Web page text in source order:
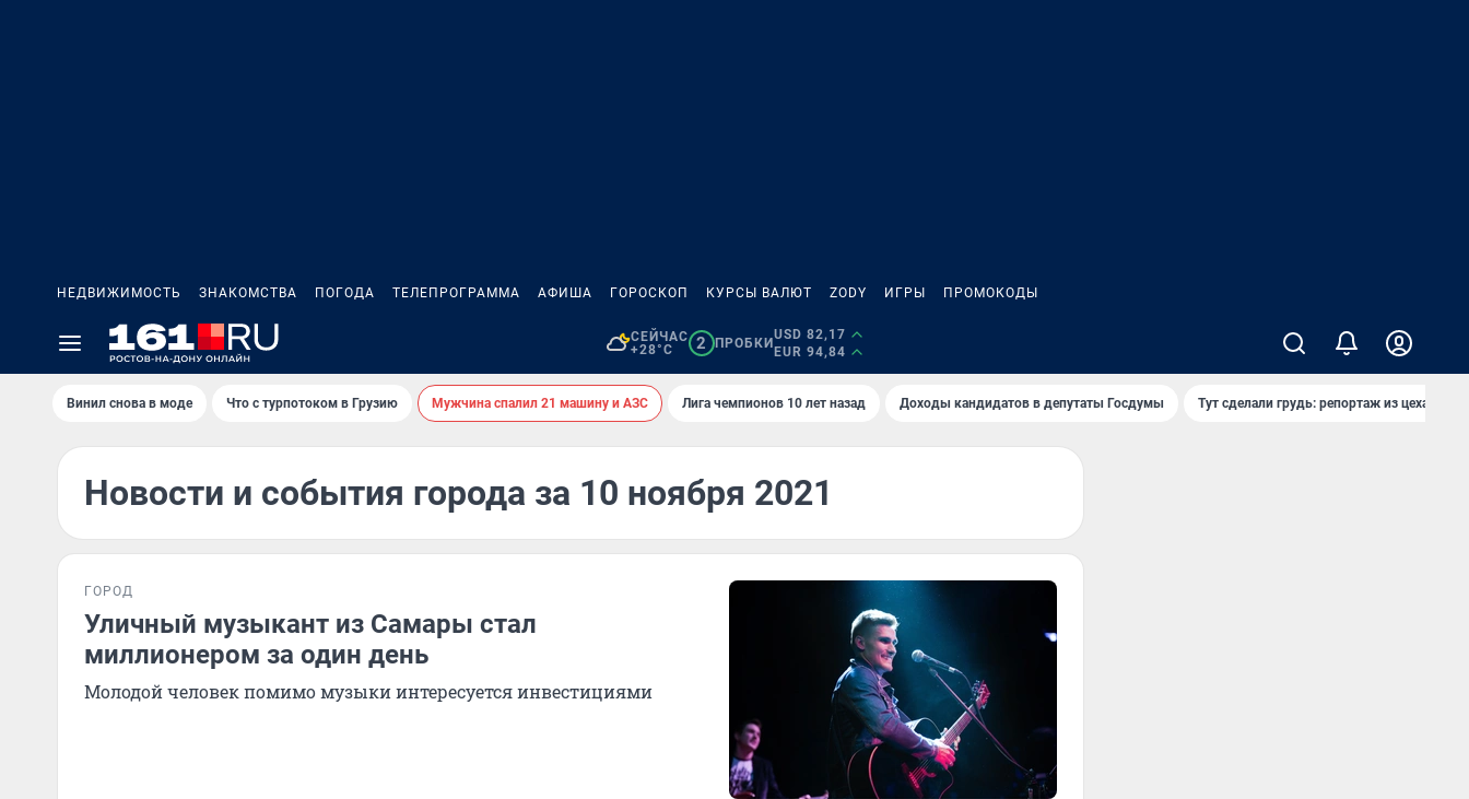
НЕДВИЖИМОСТЬ ЗНАКОМСТВА ПОГОДА ТЕЛЕПРОГРАММА АФИША ГОРОСКОП КУРСЫ ВАЛЮТ ZODY ИГРЫ ПРОМОКОДЫ
СЕЙЧАС
+28°C
2 ПРОБКИ
USD 82,17
EUR 94,84
Винил снова в моде Что с турпотоком в Грузию Мужчина спалил 21 машину и АЗС Лига чемпионов 10 лет назад Доходы кандидатов в депутаты Госдумы Тут сделали грудь: репортаж из цеха
Новости и события города за 10 ноября 2021
ГОРОД
Уличный музыкант из Самары стал
миллионером за один день
Молодой человек помимо музыки интересуется инвестициями